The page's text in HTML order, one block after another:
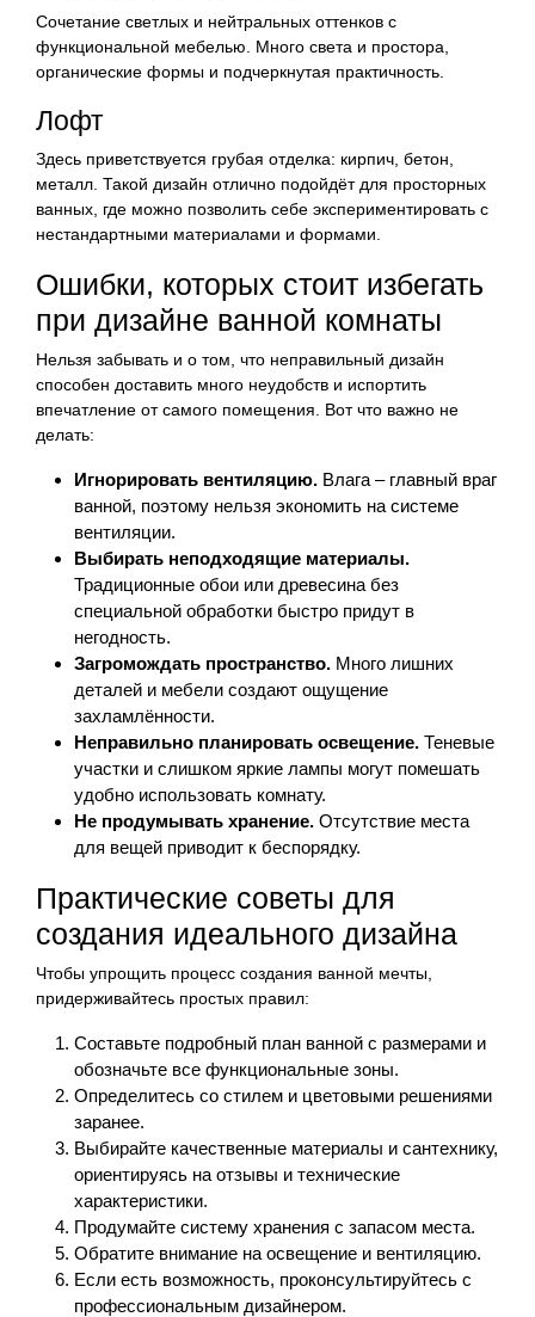
Сочетание светлых и нейтральных оттенков с
функциональной мебелью. Много света и простора,
органические формы и подчеркнутая практичность.
Лофт
Здесь приветствуется грубая отделка: кирпич, бетон,
металл. Такой дизайн отлично подойдёт для просторных
ванных, где можно позволить себе экспериментировать с
нестандартными материалами и формами.
Ошибки, которых стоит избегать
при дизайне ванной комнаты
Нельзя забывать и о том, что неправильный дизайн
способен доставить много неудобств и испортить
впечатление от самого помещения. Вот что важно не
делать:
Игнорировать вентиляцию. Влага – главный враг
ванной, поэтому нельзя экономить на системе
вентиляции.
Выбирать неподходящие материалы.
Традиционные обои или древесина без
специальной обработки быстро придут в
негодность.
Загромождать пространство. Много лишних
деталей и мебели создают ощущение
захламлённости.
Неправильно планировать освещение. Теневые
участки и слишком яркие лампы могут помешать
удобно использовать комнату.
Не продумывать хранение. Отсутствие места
для вещей приводит к беспорядку.
Практические советы для
создания идеального дизайна
Чтобы упрощить процесс создания ванной мечты,
придерживайтесь простых правил:
Составьте подробный план ванной с размерами и
обозначьте все функциональные зоны.
Определитесь со стилем и цветовыми решениями
заранее.
Выбирайте качественные материалы и сантехнику,
ориентируясь на отзывы и технические
характеристики.
Продумайте систему хранения с запасом места.
Обратите внимание на освещение и вентиляцию.
Если есть возможность, проконсультируйтесь с
профессиональным дизайнером.